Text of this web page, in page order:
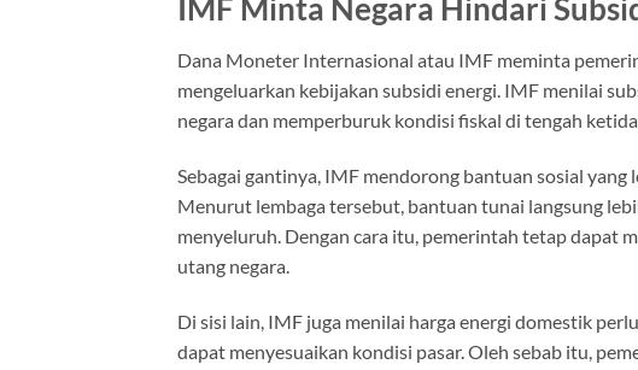
IMF Minta Negara Hindari
Dana Moneter Internasional atau IMF meminta
mengeluarkan kebijakan subsidi energi. IMF menilai
negara dan memperburuk kondisi fiskal di tengah
Sebagai gantinya, IMF mendorong bantuan sosial
Menurut lembaga tersebut, bantuan tunai langsung
menyeluruh. Dengan cara itu, pemerintah tetap dapat
utang negara.
Di sisi lain, IMF juga menilai harga energi domestik
dapat menyesuaikan kondisi pasar. Oleh sebab itu,